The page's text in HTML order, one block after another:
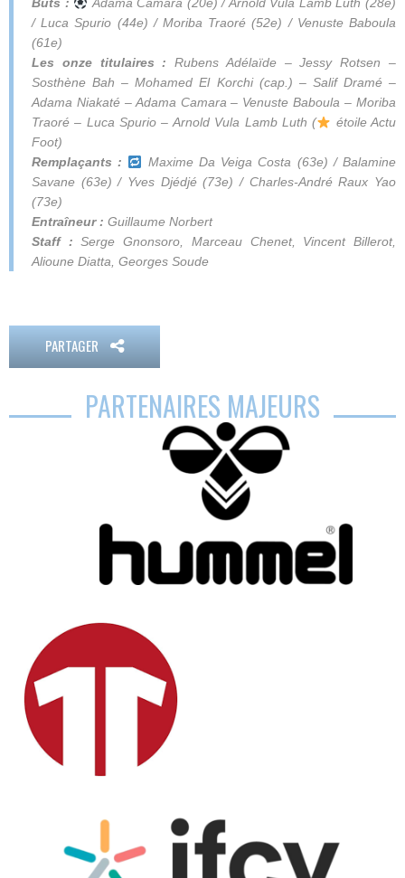
Buts :
Adama Camara (20e) / Arnold Vula Lamb Luth (28e)
/ Luca Spurio (44e) / Moriba Traoré (52e) / Venuste Baboula
(61e)
Les onze titulaires : Rubens Adélaïde – Jessy Rotsen –
Sosthène Bah– Mohamed El Korchi (cap.) – Salif Dramé –
Adama Niakaté – Adama Camara – Venuste Baboula – Moriba
Traoré – Luca Spurio – Arnold Vula Lamb Luth(
étoile Actu
Foot)
Remplaçants :
Maxime Da Veiga Costa (63e) / Balamine
Savane (63e) / Yves Djédjé (73e) / Charles-André Raux Yao
(73e)
Entraîneur : Guillaume Norbert
Staff : Serge Gnonsoro, Marceau Chenet, Vincent Billerot,
Alioune Diatta, Georges Soude
PARTAGER
PARTENAIRES MAJEURS